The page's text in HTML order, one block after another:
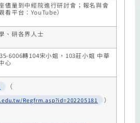
儘量到中經院進行研討會；報名與會
觀看平台：YouTube）
、研各界人士
6006轉104宋小姐， 103莊小姐 中華
心
（
Regfrm.asp?id=202205181 ）